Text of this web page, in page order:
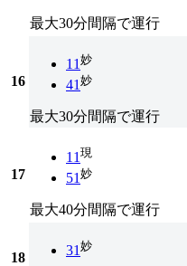
最大30分間隔で運行
16
11 妙
41 妙
最大30分間隔で運行
17
11 現
51 妙
最大40分間隔で運行
18 31 妙